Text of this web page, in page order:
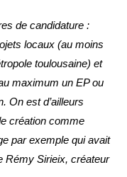
de candidature :
locaux (au moins
toulousaine) et
maximum un EP ou
On est d’ailleurs
création comme
par exemple qui avait
Rémy Sirieix, créateur